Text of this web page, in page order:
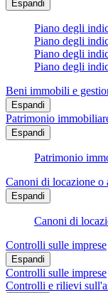
Espandi
Piano degli
Piano degli
Piano degli
Piano degli
Beni immobili e
Espandi
Patrimonio
Espandi
Patrimonio
Canoni di locazione o
Espandi
Canoni di
Controlli sulle imprese
Espandi
Controlli sulle imprese
Controlli e rilievi